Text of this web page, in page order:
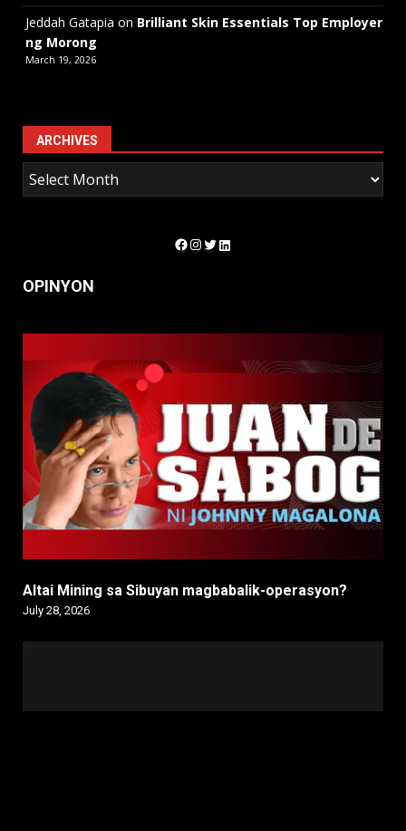
Jeddah Gatapia on Brilliant Skin Essentials Top Employer
ng Morong
March 19, 2026
ARCHIVES
Facebook
Instagram
Twitter
LinkedIn
OPINYON
Altai Mining sa Sibuyan magbabalik-operasyon?
July 28, 2026